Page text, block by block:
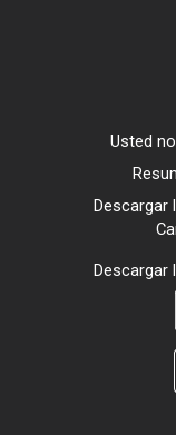
Usted
Descargar
Descargar